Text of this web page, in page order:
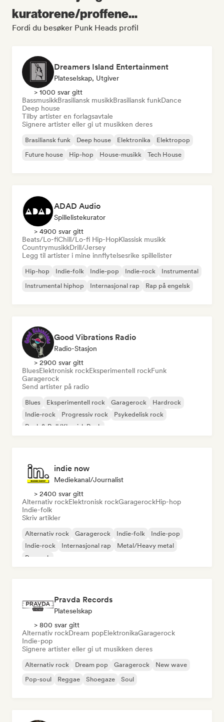
kuratorene/proffene...
Fordi du besøker Punk Heads profil
Dreamers Island Entertainment
Plateselskap, Utgiver
> 1000 svar gitt
BassmusikkBrasiliansk musikkBrasiliansk funkDance
Deep house
Tilby artister en forlagsavtale
Signere artister eller gi ut musikken deres
Brasiliansk funk Deep house Elektronika
Elektropop
Future house
Hip-hop House-musikk Tech House
ADAD Audio
Spillelistekurator
> 4900 svar gitt
Beats/Lo-fiChill/Lo-fi Hip-HopKlassisk musikk
CountrymusikkDrill/Jersey
Legg til artister i mine innflytelsesrike spillelister
Hip-hop Indie-folk Indie-pop Indie-rock
Instrumental
Instrumental hiphop
Internasjonal rap Rap på engelsk
Good Vibrations Radio
Radio-Stasjon
> 2900 svar gitt
BluesElektronisk rockEksperimentell rockFunk
Garagerock
Send artister på radio
Blues Eksperimentell rock Garagerock
Hardrock
Indie-rock
Progressiv rock
Psykedelisk rock
Rock & Roll/Klassisk Rock
indie now
Mediekanal/journalist
> 2400 svar gitt
Alternativ rockElektronisk rockGaragerockHip-hop
Indie-folk
Skriv artikler
Alternativ rock Garagerock Indie-folk
Indie-pop
Indie-rock
Internasjonal rap
Metal/Heavy metal
Poprock
Pravda Records
Plateselskap
> 800 svar gitt
Alternativ rockDream popElektronikaGaragerock
Indie-pop
Signere artister eller gi ut musikken deres
Alternativ rock Dream pop Garagerock
New wave
Pop-soul
Reggae Shoegaze Soul